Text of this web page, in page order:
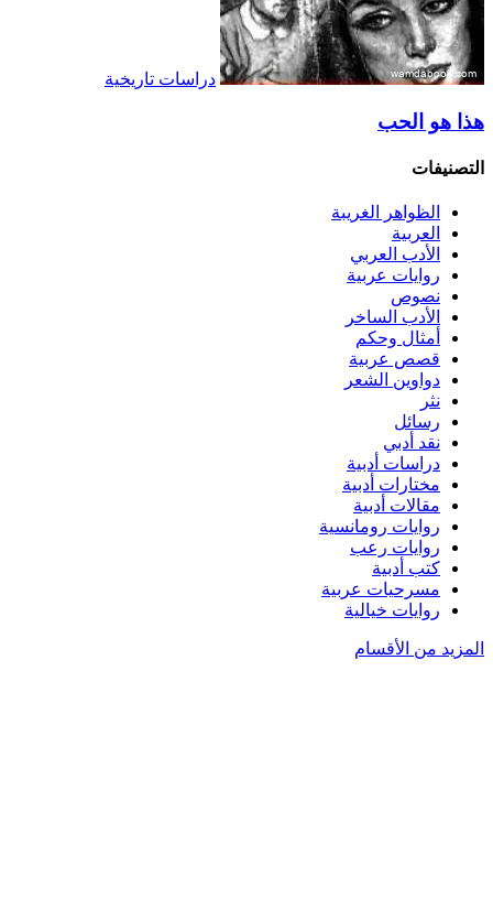
دراسات تاريخية
هذا هو الحب
التصنيفات
الظواهر الغريبة‏
العربية
الأدب العربي
روايات عربية
نصوص
الأدب الساخر
أمثال وحكم
قصص عربية
دواوين الشعر
نثر
رسائل
نقد أدبي
دراسات أدبية
مختارات أدبية
مقالات أدبية
روايات رومانسية
روايات رعب
كتب أدبية
مسرحيات عربية
روايات خيالية
المزيد من الأقسام